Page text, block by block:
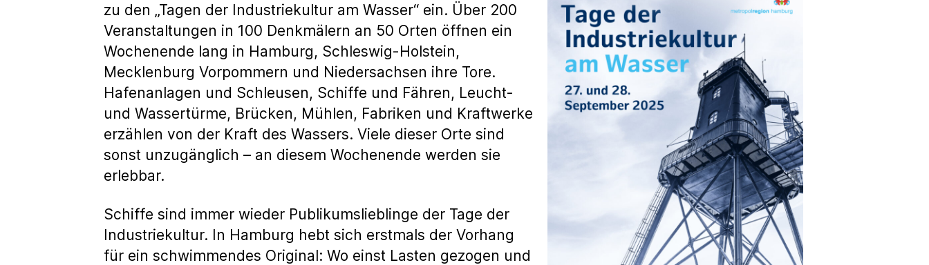
zu den „Tagen der Industriekultur am Wasser“ ein. Über 200
Veranstaltungen in 100 Denkmälern an 50 Orten öffnen ein
Wochenende lang in Hamburg, Schleswig-Holstein,
Mecklenburg Vorpommern und Niedersachsen ihre Tore.
Hafenanlagen und Schleusen, Schiffe und Fähren, Leucht-
und Wassertürme, Brücken, Mühlen, Fabriken und Kraftwerke
erzählen von der Kraft des Wassers. Viele dieser Orte sind
sonst unzugänglich – an diesem Wochenende werden sie
erlebbar.
Schiffe sind immer wieder Publikumslieblinge der Tage der
Industriekultur. In Hamburg hebt sich erstmals der Vorhang
für ein schwimmendes Original: Wo einst Lasten gezogen und